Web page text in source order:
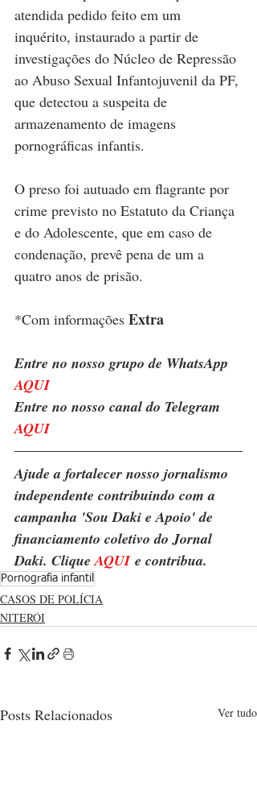
atendida pedido feito em um
inquérito, instaurado a partir de
investigações do Núcleo de Repressão
ao Abuso Sexual Infantojuvenil da PF,
que detectou a suspeita de
armazenamento de imagens
pornográficas infantis.
O preso foi autuado em flagrante por
crime previsto no Estatuto da Criança
e do Adolescente, que em caso de
condenação, prevê pena de um a
quatro anos de prisão.
*Com informações Extra
Entre no nosso grupo de WhatsApp
AQUI
Entre no nosso canal do Telegram
AQUI
Ajude a fortalecer nosso jornalismo
independente contribuindo com a
campanha 'Sou Daki e Apoio' de
financiamento coletivo do Jornal
Daki. Clique AQUI e contribua.
Pornografia infantil
CASOS DE POLÍCIA
NITERÓI
Posts Relacionados Ver tudo